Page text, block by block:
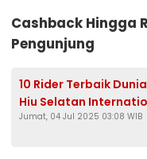
Cashback Hingga
Pengunjung
10 Rider Terbaik
Hiu Selatan
Simak Jadwalnya
Jumat, 04 Jul 2025 03:08 WIB